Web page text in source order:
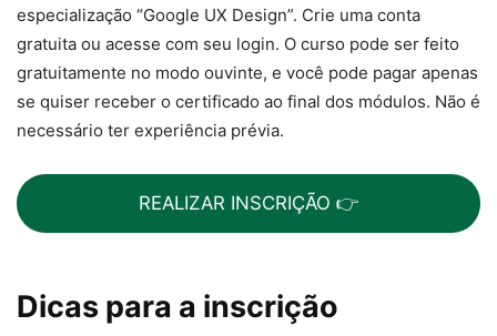
especialização “Google UX Design”. Crie uma conta
gratuita ou acesse com seu login. O curso pode ser feito
gratuitamente no modo ouvinte, e você pode pagar apenas
se quiser receber o certificado ao final dos módulos. Não é
necessário ter experiência prévia.
REALIZAR INSCRIÇÃO 👉
Dicas para a inscrição